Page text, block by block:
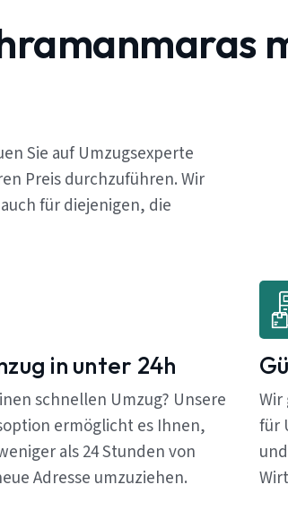
Sie auf Umzugsexperte
Preis durchzuführen. Wir
für diejenigen, die
in unter 24h
schnellen Umzug? Unsere
ermöglicht es Ihnen,
als 24 Stunden von
Adresse umzuziehen.
für